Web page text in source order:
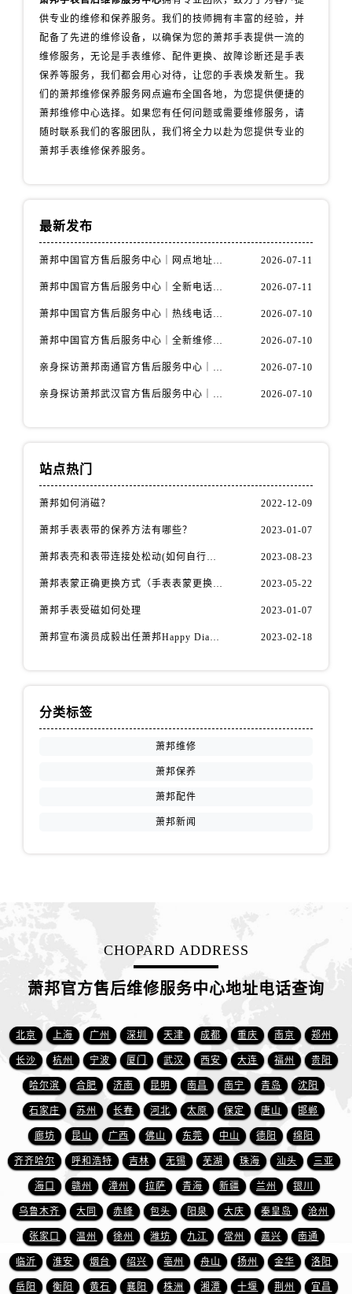
辽宁省营口市站前区市府路与渤海大街交叉口萧邦售后服务中心（需提前预约）
内蒙古自治区通辽市科尔沁区明仁大街萧邦售后服务中心（需提前预约）
山西省忻州市忻府区和平东街与七一南路交叉口萧邦售后服务中心（需提前预约）
安徽省黄山市屯溪区黄山西路萧邦售后服务中心（需提前预约）
安徽省马鞍山市雨山区湖南西路萧邦售后服务中心（需提前预约）
安徽省宿州市埇桥区人民中路萧邦售后服务中心（需提前预约）
安徽省铜陵市铜官区石城大道萧邦售后服务中心（需提前预约）
安徽省芜湖市镜湖区中山路步行街萧邦售后服务中心（需提前预约）
安徽省宣城市宣州区叠嶂西路萧邦售后服务中心（需提前预约）
福建省龙岩市新罗区九一南路萧邦售后服务中心（需提前预约）
福建省南平市建阳区人民西路萧邦售后服务中心（需提前预约）
福建省宁德市蕉城区天湖东路萧邦售后服务中心（需提前预约）
福建省莆田市城厢区霞林街道荔华东大道萧邦售后服务中心（需提前预约）
福建省三明市三元区东乾二路萧邦售后服务中心（需提前预约）
福建省漳州市龙文区步港路萧邦售后服务中心（需提前预约）
江苏省常州市新北区龙锦路1590号现代传媒中心5号楼10层1008室萧邦售后服务中心（需提前预约）
供专业的维修和保养服务。我们的技师拥有丰富的经验，并
配备了先进的维修设备，以确保为您的萧邦手表提供一流的
维修服务，无论是手表维修、配件更换、故障诊断还是手表
保养等服务，我们都会用心对待，让您的手表焕发新生。我
们的萧邦维修保养服务网点遍布全国各地，为您提供便捷的
萧邦维修中心选择。如果您有任何问题或需要维修服务，请
随时联系我们的客服团队，我们将全力以赴为您提供专业的
萧邦手表维修保养服务。
最新发布
萧邦中国官方售后服务中心｜网点地址与客服电话权威信息通知（2026年7月最新） 2026-07-11
萧邦中国官方售后服务中心｜全新电话和网点地址权威信息通知（2026年7月最新） 2026-07-11
萧邦中国官方售后服务中心｜热线电话与门店地址权威信息通知（2026年7月最新） 2026-07-10
萧邦中国官方售后服务中心｜全新维修地址与售后热线权威信息通告（2026年7月最新） 2026-07-10
亲身探访萧邦南通官方售后服务中心｜服务热线与门店详细地址（2026年7月最新） 2026-07-10
亲身探访萧邦武汉官方售后服务中心｜服务热线与门店详细地址（2026年7月最新） 2026-07-10
站点热门
萧邦如何消磁？ 2022-12-09
萧邦手表表带的保养方法有哪些？ 2023-01-07
萧邦表壳和表带连接处松动(如何自行修复) 2023-08-23
萧邦表蒙正确更换方式（手表表蒙更换知识） 2023-05-22
萧邦手表受磁如何处理 2023-01-07
萧邦宣布演员成毅出任萧邦Happy Diamonds系列品牌大使 2023-02-18
分类标签
萧邦维修
萧邦保养
萧邦配件
萧邦新闻
CHOPARD ADDRESS
萧邦官方售后维修服务中心地址电话查询
北京 上海 广州 深圳 天津 成都 重庆 南京 郑州
长沙 杭州 宁波 厦门 武汉 西安 大连 福州 贵阳
哈尔滨 合肥 济南 昆明 南昌 南宁 青岛 沈阳
石家庄 苏州 长春 河北 太原 保定 唐山 邯郸
廊坊 昆山 广西 佛山 东莞 中山 德阳 绵阳
齐齐哈尔 呼和浩特 吉林 无锡 芜湖 珠海 汕头 三亚
海口 赣州 漳州 拉萨 青海 新疆 兰州 银川
乌鲁木齐 大同 赤峰 包头 阳泉 大庆 秦皇岛 沧州
张家口 温州 徐州 潍坊 九江 常州 嘉兴 南通
临沂 淮安 烟台 绍兴 亳州 舟山 扬州 金华 洛阳
岳阳 衡阳 黄石 襄阳 株洲 湘潭 十堰 荆州 宜昌